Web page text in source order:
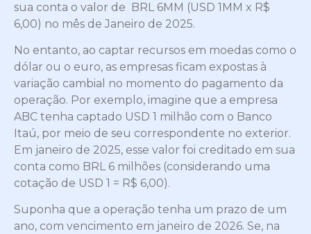
sua conta o valor de BRL 6MM (USD 1MM x R$
6,00) no mês de Janeiro de 2025.
No entanto, ao captar recursos em moedas como o
dólar ou o euro, as empresas ficam expostas à
variação cambial no momento do pagamento da
operação. Por exemplo, imagine que a empresa
ABC tenha captado USD 1 milhão com o Banco
Itaú, por meio de seu correspondente no exterior.
Em janeiro de 2025, esse valor foi creditado em sua
conta como BRL 6 milhões (considerando uma
cotação de USD 1 = R$ 6,00).
Suponha que a operação tenha um prazo de um
ano, com vencimento em janeiro de 2026. Se, na